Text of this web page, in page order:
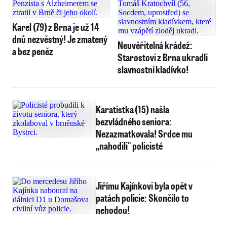
Karel (79) z Brna je už 14
dnů nezvěstný! Je zmatený
a bez peněz
Neuvěřitelná krádež:
Starostovi z Brna ukradli
slavnostní kladívko!
Karatistka (15) našla
bezvládného seniora:
Nezazmatkovala! Srdce mu
„nahodili" policisté
Jiřímu Kajínkovi byla opět v
patách policie: Skončilo to
nehodou!